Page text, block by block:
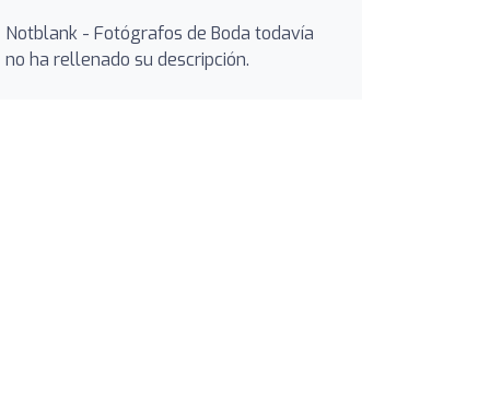
Notblank - Fotógrafos de Boda todavía
no ha rellenado su descripción.